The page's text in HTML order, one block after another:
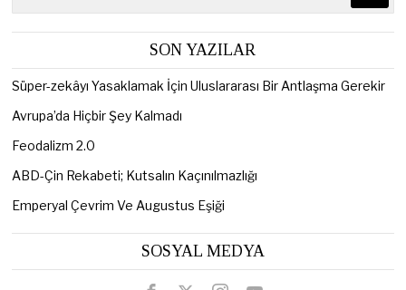
SON YAZILAR
Süper-zekâyı Yasaklamak İçin Uluslararası Bir Antlaşma Gerekir
Avrupa’da Hiçbir Şey Kalmadı
Feodalizm 2.0
ABD-Çin Rekabeti; Kutsalın Kaçınılmazlığı
Emperyal Çevrim Ve Augustus Eşiği
SOSYAL MEDYA